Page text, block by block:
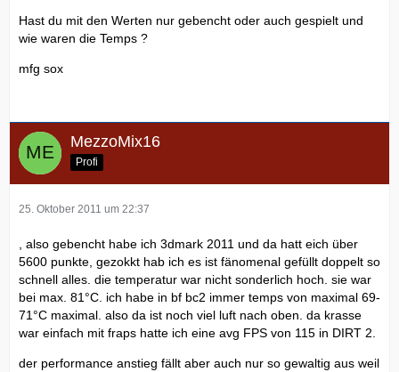
Hast du mit den Werten nur gebencht oder auch gespielt und
wie waren die Temps ?
mfg sox
MezzoMix16
Profi
25. Oktober 2011 um 22:37
, also gebencht habe ich 3dmark 2011 und da hatt eich über
5600 punkte, gezokkt hab ich es ist fänomenal gefüllt doppelt so
schnell alles. die temperatur war nicht sonderlich hoch. sie war
bei max. 81°C. ich habe in bf bc2 immer temps von maximal 69-
71°C maximal. also da ist noch viel luft nach oben. da krasse
war einfach mit fraps hatte ich eine avg FPS von 115 in DIRT 2.
der performance anstieg fällt aber auch nur so gewaltig aus weil